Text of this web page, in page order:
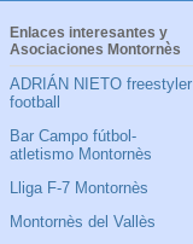
Enlaces interesantes y
Asociaciones Montornès
ADRIÁN NIETO freestyler
football
Bar Campo fútbol-
atletismo Montornès
Lliga F-7 Montornès
Montornès del Vallès